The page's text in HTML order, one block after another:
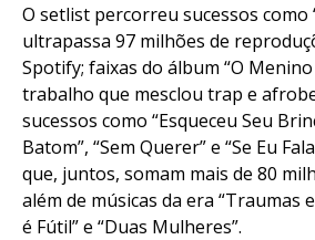
O setlist percorreu sucessos como
ultrapassa 97 milhões de
Spotify; faixas do álbum “O Menino
trabalho que mesclou trap e
sucessos como “Esqueceu Seu
Batom”, “Sem Querer” e “Se Eu
que, juntos, somam mais de 80
além de músicas da era “Traumas
é Fútil” e “Duas Mulheres”.